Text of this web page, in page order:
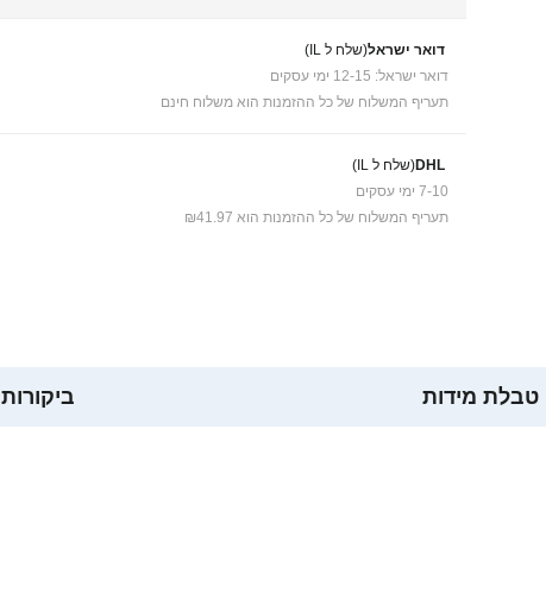
דואר ישראל(שלח ל IL)
דואר ישראל: 12-15 ימי עסקים
תעריף המשלוח של כל ההזמנות הוא משלוח חינם
DHL(שלח ל IL)
7-10 ימי עסקים
תעריף המשלוח של כל ההזמנות הוא ₪41.97
טבלת מידות ביקורות